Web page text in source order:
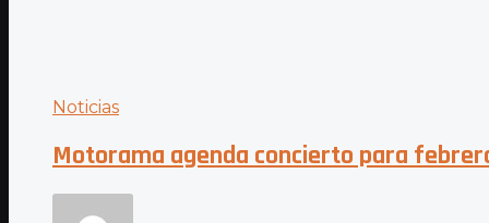
Noticias
Motorama agenda concierto para